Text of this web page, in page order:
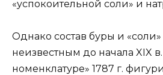
«успокоительной соли» и
Однако состав буры и «соли»
неизвестным до начала XIX
номенклатуре» 1787 г.